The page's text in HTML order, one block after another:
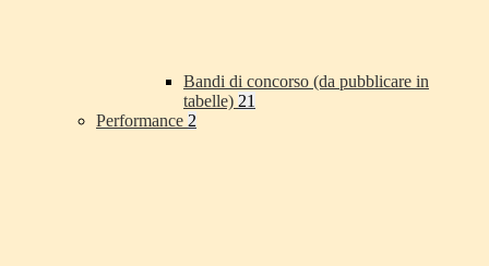
Bandi di concorso (da pubblicare in
tabelle) 21
Performance 2